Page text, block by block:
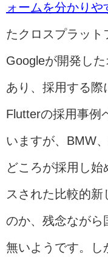
ォームを分かりや
たクロスプラット
Googleが開発し
あり、採用する際
Flutterの採用事例
いますが、BMW
どころが採用し
スされた比較的
のか、残念ながら
無いようです。し